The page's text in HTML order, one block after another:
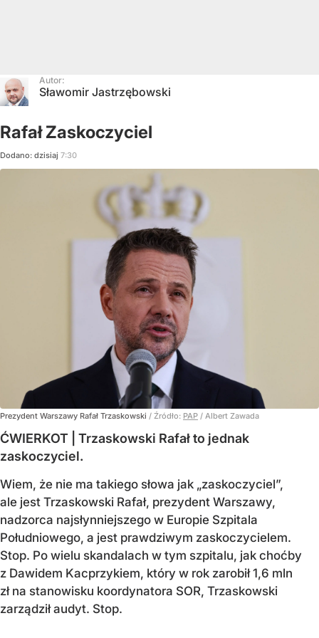
Autor:
Sławomir Jastrzębowski
Rafał Zaskoczyciel
Dodano: dzisiaj 7:30
Prezydent Warszawy Rafał Trzaskowski / Źródło: PAP / Albert Zawada
ĆWIERKOT | Trzaskowski Rafał to jednak
zaskoczyciel.
Wiem, że nie ma takiego słowa jak „zaskoczyciel”,
ale jest Trzaskowski Rafał, prezydent Warszawy,
nadzorca najsłynniejszego w Europie Szpitala
Południowego, a jest prawdziwym zaskoczycielem.
Stop. Po wielu skandalach w tym szpitalu, jak choćby
z Dawidem Kacprzykiem, który w rok zarobił 1,6 mln
zł na stanowisku koordynatora SOR, Trzaskowski
zarządził audyt. Stop.